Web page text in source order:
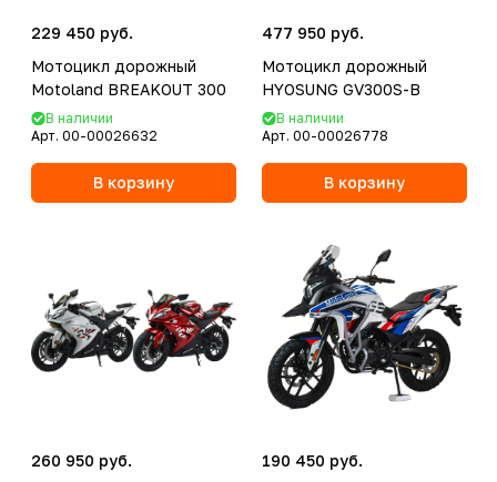
229 450 руб.
Мотоцикл дорожный
Motoland BREAKOUT 300
В наличии
Арт. 00-00026632
В корзину
477 950 руб.
Мотоцикл дорожный
HYOSUNG GV300S-B
В наличии
Арт. 00-00026778
В корзину
260 950 руб.
190 450 руб.